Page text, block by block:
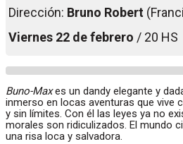
Dirección: Bruno Robert
Viernes 22 de febrero / 20 HS
Buno-Maxes un dandy elegante y
inmerso en locas aventuras que vive
y sin límites. Con él las leyes ya no
morales son ridiculizados. El mundo
una risa loca y salvadora.